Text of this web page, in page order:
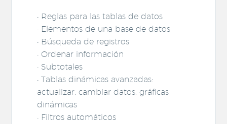
• Reglas para las tablas de datos
• Elementos de una base de datos
• Búsqueda de registros
• Ordenar información
• Subtotales
• Tablas dinámicas avanzadas:
actualizar, cambiar datos, gráficas
dinámicas
• Filtros automáticos